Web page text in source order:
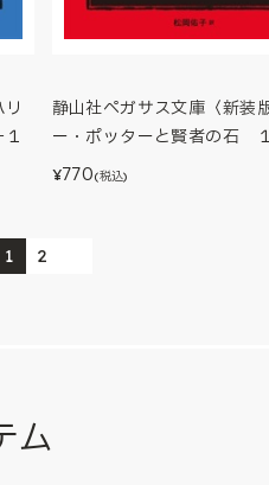
静山社ペガサス文庫〈新装
ー・ポッターと賢者の石
¥770(税込)
1 2
ム